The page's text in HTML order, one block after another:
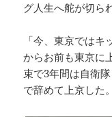
グ人生へ舵が切ら
「今、東京では
からお前も東京に
束で3年間は自衛
で辞めて上京した。